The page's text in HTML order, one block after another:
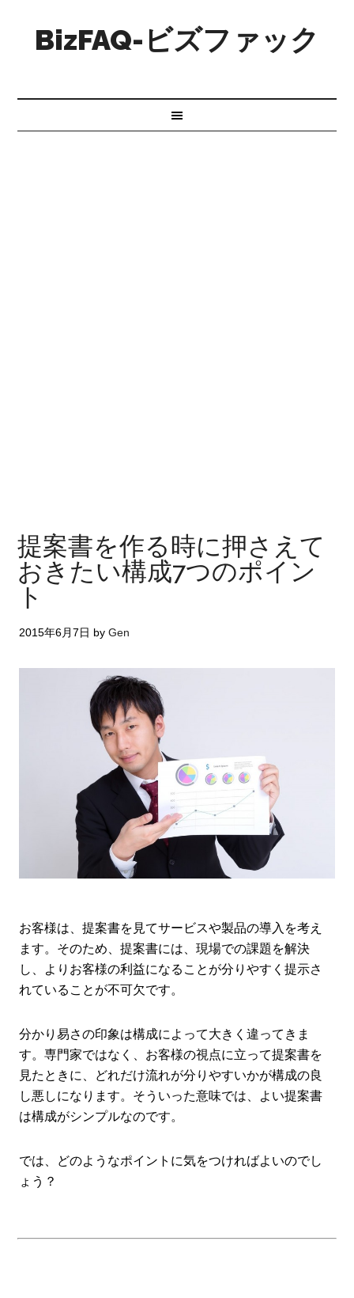
BizFAQ-ビズファック
提案書を作る時に押さえて
おきたい構成7つのポイン
ト
2015年6月7日 byGen
お客様は、提案書を見てサービスや製品の導入を考え
ます。そのため、提案書には、現場での課題を解決
し、よりお客様の利益になることが分りやすく提示さ
れていることが不可欠です。
分かり易さの印象は構成によって大きく違ってきま
す。専門家ではなく、お客様の視点に立って提案書を
見たときに、どれだけ流れが分りやすいかが構成の良
し悪しになります。そういった意味では、よい提案書
は構成がシンプルなのです。
では、どのようなポイントに気をつければよいのでし
ょう？